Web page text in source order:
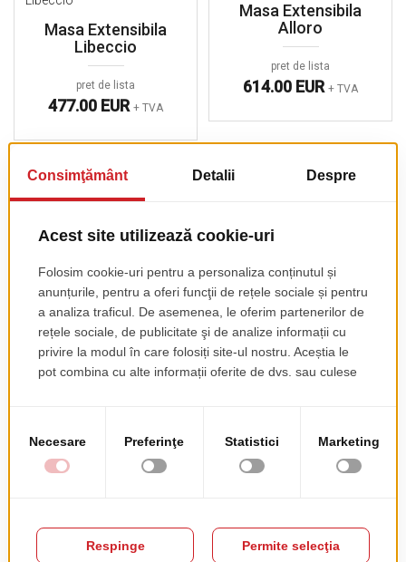
Masa Extensibila
Libeccio
pret de lista
477.00 EUR + TVA
Masa Extensibila
Alloro
pret de lista
614.00 EUR + TVA
Blaturi Teak Pedrali Blaturi Otel Pedrali
Blaturi Laminate Solid
Blaturi Polietilena